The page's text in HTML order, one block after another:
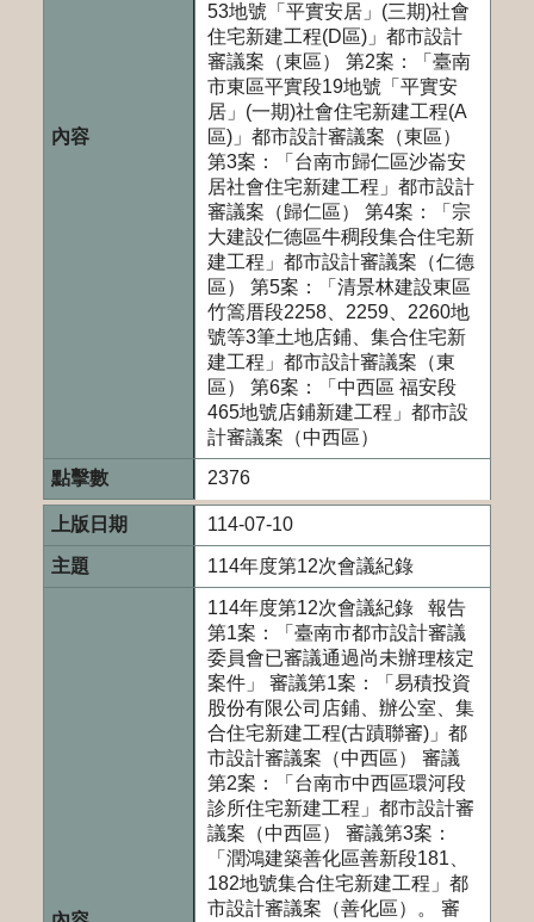
53地號「平實安居」(三期)社會
住宅新建工程(D區)」都市設計
審議案（東區） 第2案：「臺南
市東區平實段19地號「平實安
居」(一期)社會住宅新建工程(A
區)」都市設計審議案（東區）
第3案：「台南市歸仁區沙崙安
居社會住宅新建工程」都市設計
審議案（歸仁區） 第4案：「宗
大建設仁德區牛稠段集合住宅新
建工程」都市設計審議案（仁德
區） 第5案：「清景林建設東區
竹篙厝段2258、2259、2260地
號等3筆土地店鋪、集合住宅新
建工程」都市設計審議案（東
區） 第6案：「中西區 福安段
465地號店鋪新建工程」都市設
計審議案（中西區）
2376
114-07-10
114年度第12次會議紀錄
114年度第12次會議紀錄 報告
第1案：「臺南市都市設計審議
委員會已審議通過尚未辦理核定
案件」 審議第1案：「易積投資
股份有限公司店鋪、辦公室、集
合住宅新建工程(古蹟聯審)」都
市設計審議案（中西區） 審議
第2案：「台南市中西區環河段
診所住宅新建工程」都市設計審
議案（中西區） 審議第3案：
「潤鴻建築善化區善新段181、
182地號集合住宅新建工程」都
市設計審議案（善化區）。 審